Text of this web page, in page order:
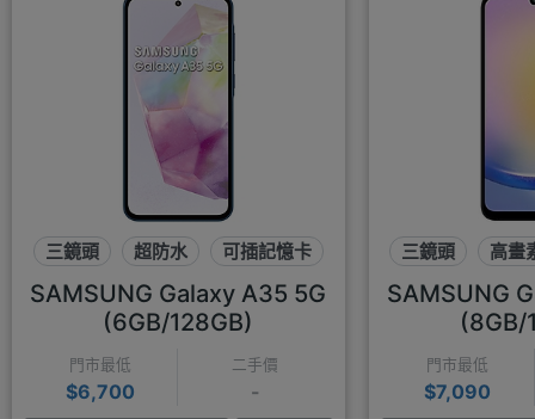
三鏡頭 超防水 可插記憶卡
SAMSUNG Galaxy A35 5G
(6GB/128GB)
門市最低
$6,700
二手價
-
三鏡頭 高畫
SAMSUNG
(8GB/
門市最低
$7,090